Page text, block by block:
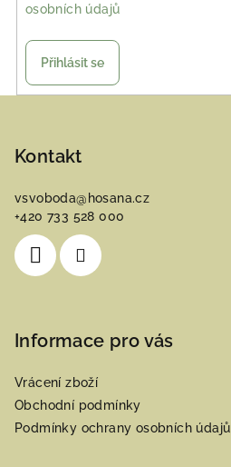
osobních údajů
Přihlásit se
Kontakt
vsvoboda@ hosana.cz
+420 733 528 000
Informace pro vás
Vrácení zboží
Obchodní podmínky
Podmínky ochrany osobních údajů